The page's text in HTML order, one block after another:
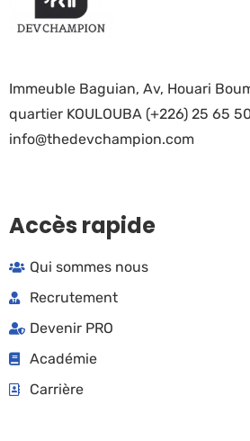
Immeuble Baguian, Av, Houari
quartier KOULOUBA (+226) 25 65
info@thedevchampion.com
Accès rapide
Qui sommes nous
Recrutement
Devenir PRO
Académie
Carrière